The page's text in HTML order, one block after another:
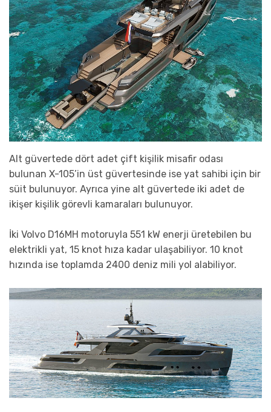
Alt güvertede dört adet çift kişilik misafir odası
bulunan X-105’in üst güvertesinde ise yat sahibi için bir
süit bulunuyor. Ayrıca yine alt güvertede iki adet de
ikişer kişilik görevli kamaraları bulunuyor.
İki Volvo D16MH motoruyla 551 kW enerji üretebilen bu
elektrikli yat, 15 knot hıza kadar ulaşabiliyor. 10 knot
hızında ise toplamda 2400 deniz mili yol alabiliyor.